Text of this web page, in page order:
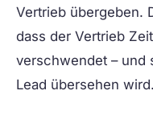
Vertrieb übergeben.
dass der Vertrieb
verschwendet – und
Lead übersehen wird.